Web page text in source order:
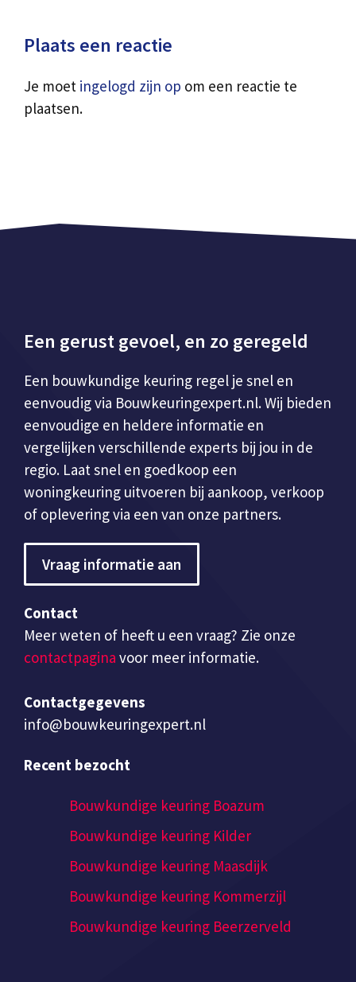
Plaats een reactie
Je moet ingelogd zijn op om een reactie te
plaatsen.
Een gerust gevoel, en zo geregeld
Een bouwkundige keuring regel je snel en
eenvoudig via Bouwkeuringexpert.nl. Wij bieden
eenvoudige en heldere informatie en
vergelijken verschillende experts bij jou in de
regio. Laat snel en goedkoop een
woningkeuring uitvoeren bij aankoop, verkoop
of oplevering via een van onze partners.
Vraag informatie aan
Contact
Meer weten of heeft u een vraag? Zie onze
contactpagina voor meer informatie.
Contactgegevens
info@bouwkeuringexpert.nl
Recent bezocht
Bouwkundige keuring Boazum
Bouwkundige keuring Kilder
Bouwkundige keuring Maasdijk
Bouwkundige keuring Kommerzijl
Bouwkundige keuring Beerzerveld